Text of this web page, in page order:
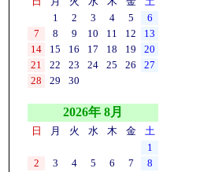
1
2 3 4 5
6
7
8 9 10 11 12
13
14
15 16 17 18 19
20
21
22 23 24 25 26
27
28
29 30
2026年 8月
日 月 火 水 木 金
土
1
2
3 4 5 6 7
8